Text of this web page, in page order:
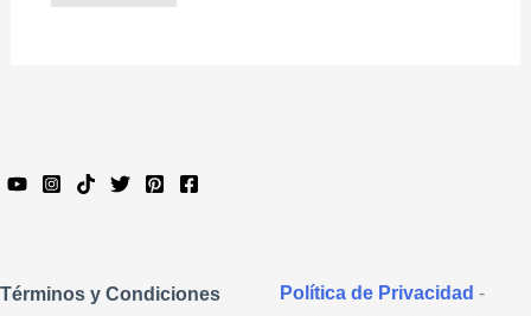
Términos y Condiciones Política de Privacidad -